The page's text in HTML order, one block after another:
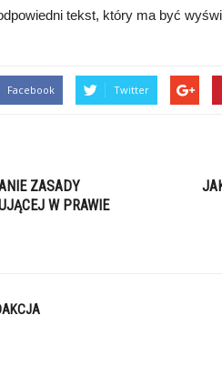
tekst, który ma być
Facebook Twitter
ZASADY
W PRAWIE